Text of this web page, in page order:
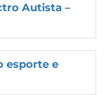
Autista –
esporte e